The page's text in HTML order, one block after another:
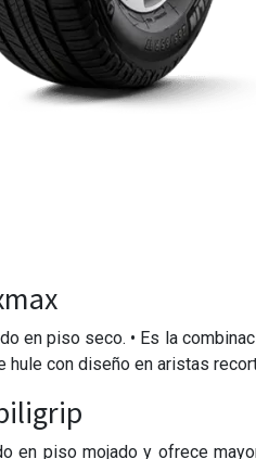
en piso seco. • Es la
con diseño en aristas
en piso mojado y ofrece